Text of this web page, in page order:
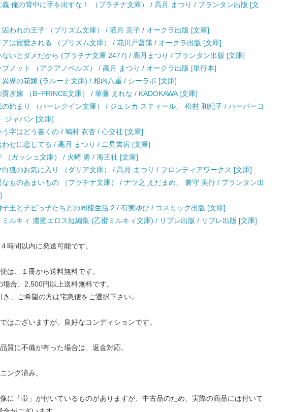
義 俺の背中に手を出すな！ （プラチナ文庫） / 高月 まつり / プランタン出版 [文
囚われの王子 （プリズム文庫） / 若月 京子 / オークラ出版 [文庫]
アは寵愛される （プリズム文庫） / 花川戸菖蒲 / オークラ出版 [文庫]
ないとダメだから (プラチナ文庫 2477) / 高月まつり / プランタン出版 [文庫]
ブノット （アクアノベルズ） / 高月 まつり / オークラ出版 [単行本]
異界の花嫁 (ラルーナ文庫) / 相内八重 / シーラボ [文庫]
貢ぎ嫁 （B−PRINCE文庫） / 華藤 えれな / KADOKAWA [文庫]
の始まり （ハーレクイン文庫） / ジェシカ スティール、 松村 和紀子 / ハーパーコ
ジャパン [文庫]
う字はどう書くの / 鳩村 衣杏 / 心交社 [文庫]
わせに恋してる / 高月 まつり / 二見書房 [文庫]
（ガッシュ文庫） / 火崎 勇 / 海王社 [文庫]
白狐のお気に入り （ダリア文庫） / 高月 まつり / フロンティアワークス [文庫]
なものあまいもの （プラチナ文庫） / ナツ之 えだまめ、 兼守 美行 / プランタン出
子王とチビっ子たちとの同棲生活 2 / 有実ゆひ / コスミック出版 [文庫]
ミルキィ 濃蜜エロス短編集 (乙蜜ミルキィ文庫) / リブレ出版 / リブレ出版 [文庫]
時間以内に発送可能です。
は、１冊から送料無料です。
場合、2,500円以上送料無料です。
」ご希望の方は宅急便をご選択下さい。
はございますが、良好なコンディションです。
質に不備が有った場合は、返金対応。
ング済み。
に「帯」が付いているものがありますが、中古品のため、実際の商品には付いて